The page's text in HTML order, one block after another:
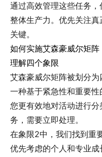
通过高效管理这些任务
整体生产力。优先关注
关键。
如何实施艾森豪威尔矩阵
理解四个象限
艾森豪威尔矩阵被划分
一种基于紧急性和重要
您更有效地对活动进行
务，需要立即处理。
在象限2中，我们找到重
优先考虑的个人和专业